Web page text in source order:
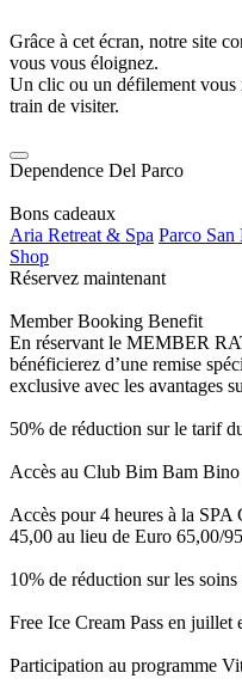
Grâce à cet écran, notre site
vous vous éloignez.
Un clic ou un défilement vous
train de visiter.
Dependence Del Parco
Bons cadeaux
Aria Retreat & Spa Parco
Shop
Réservez maintenant
Member Booking Benefit
En réservant le MEMBER
bénéficierez d’une remise
exclusive avec les avantages
50% de réduction sur le tarif
Accès au Club Bim Bam Bino
Accès pour 4 heures à la
45,00 au lieu de Euro 65,00/
10% de réduction sur les soins
Free Ice Cream Pass en juillet
Participation au programme